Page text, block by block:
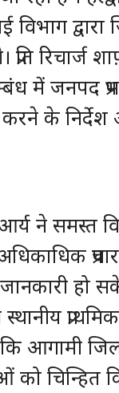
द्वारा
प्रति
में जनपद
करने के
आर्य ने समस्त
प्रचार
हो
स्थानीय
आगामी
को चिन्हित